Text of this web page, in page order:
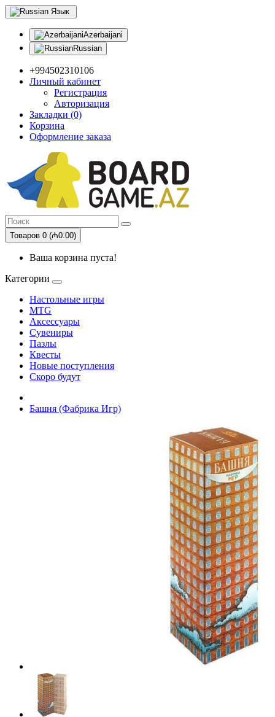
Язык
Azerbaijani
Russian
+994502310106
Личный кабинет
Регистрация
Авторизация
Закладки (0)
Корзина
Оформление заказа
Товаров 0 (₼0.00)
Ваша корзина пуста!
Категории
Настольные игры
MTG
Аксессуары
Сувениры
Пазлы
Квесты
Новые поступления
Скоро будут
Башня (Фабрика Игр)